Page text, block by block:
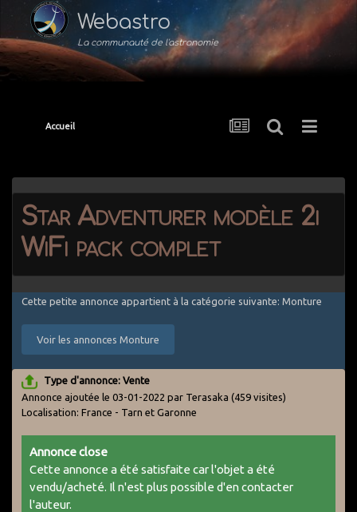
Webastro
La communauté de l'astronomie
Accueil
Star Adventurer modèle 2i
WiFi pack complet
Cette petite annonce appartient à la catégorie suivante: Monture
Voir les annonces Monture
Type d'annonce: Vente
Annonce ajoutée le 03-01-2022 par Terasaka (459 visites)
Localisation: France - Tarn et Garonne
Annonce close
Cette annonce a été satisfaite car l'objet a été
vendu/acheté. Il n'est plus possible d'en contacter
l'auteur.